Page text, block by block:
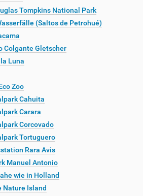
Tompkins National Park
(Saltos de Petrohué)
Colgante Gletscher
Luna
Zoo
Cahuita
Carara
Corcovado
Tortuguero
Rara Avis
Manuel Antonio
wie in Holland
Nature Island